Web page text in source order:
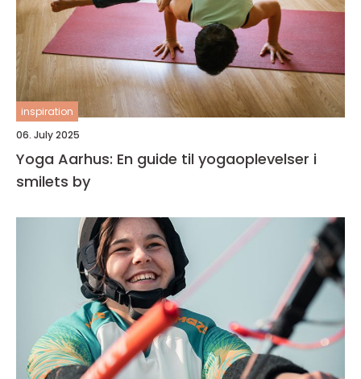
inspiration
06. July 2025
Yoga Aarhus: En guide til yogaoplevelser i
smilets by